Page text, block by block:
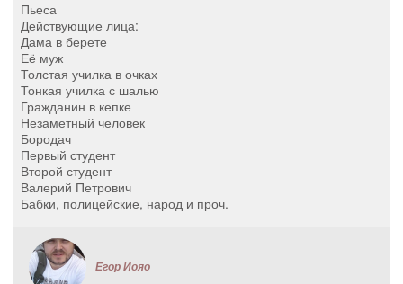
Пьеса
Действующие лица:
Дама в берете
Её муж
Толстая училка в очках
Тонкая училка с шалью
Гражданин в кепке
Незаметный человек
Бородач
Первый студент
Второй студент
Валерий Петрович
Бабки, полицейские, народ и проч.
Егор Иояо